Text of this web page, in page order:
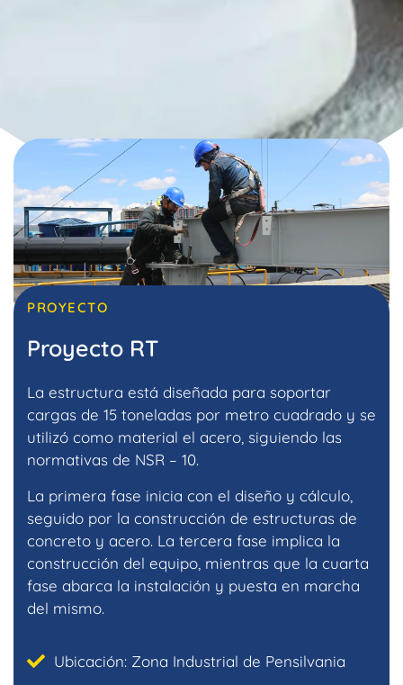
PROYECTO
Proyecto RT
La estructura está diseñada para soportar
cargas de 15 toneladas por metro cuadrado y se
utilizó como material el acero, siguiendo las
normativas de NSR – 10.
La primera fase inicia con el diseño y cálculo,
seguido por la construcción de estructuras de
concreto y acero. La tercera fase implica la
construcción del equipo, mientras que la cuarta
fase abarca la instalación y puesta en marcha
del mismo.
Ubicación: Zona Industrial de Pensilvania